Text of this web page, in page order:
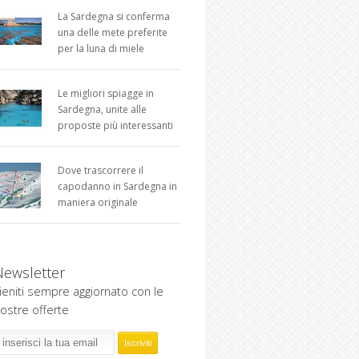
La Sardegna si conferma
una delle mete preferite
per la luna di miele
Le migliori spiagge in
Sardegna, unite alle
proposte più interessanti
Dove trascorrere il
capodanno in Sardegna in
maniera originale
sempre aggiornato con le
offerte